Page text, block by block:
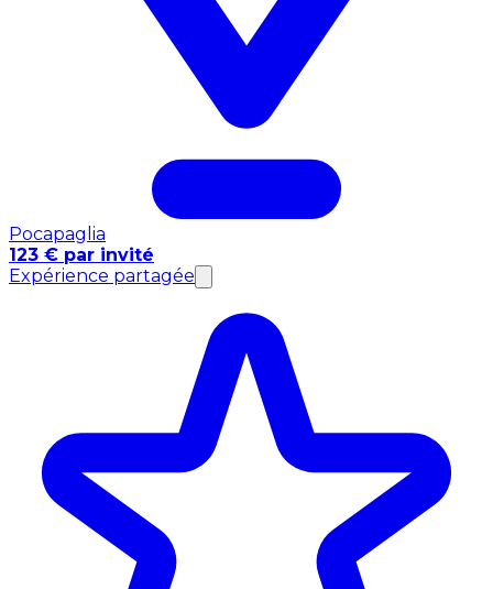
Pocapaglia
123 € par invité
Expérience partagée